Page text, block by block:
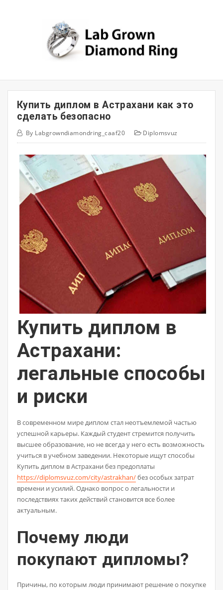
Купить диплом в Астрахани как это
сделать безопасно
By Labgrowndiamondring_caaf20 Diplomsvuz
Купить диплом в
Астрахани:
легальные способы
и риски
В современном мире диплом стал неотъемлемой частью
успешной карьеры. Каждый студент стремится получить
высшее образование, но не всегда у него есть возможность
учиться в учебном заведении. Некоторые ищут способы
Купить диплом в Астрахани без предоплаты
https://diplomsvuz.com/city/astrakhan/без особых затрат
времени и усилий. Однако вопрос о легальности и
последствиях таких действий становится все более
актуальным.
Почему люди
покупают дипломы?
Причины, по которым люди принимают решение о покупке